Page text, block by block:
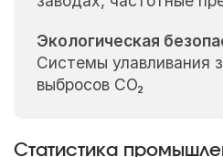
Экологическая
Системы улавливания
выбросов СО₂
Статистика